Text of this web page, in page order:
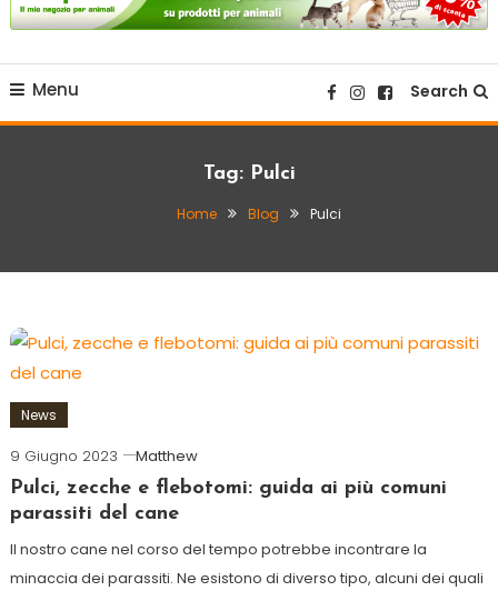
Menu Search
Tag: Pulci
Home Blog Pulci
News
9 Giugno 2023
Matthew
Pulci, zecche e flebotomi: guida ai più comuni
parassiti del cane
Il nostro cane nel corso del tempo potrebbe incontrare la
minaccia dei parassiti. Ne esistono di diverso tipo, alcuni dei quali